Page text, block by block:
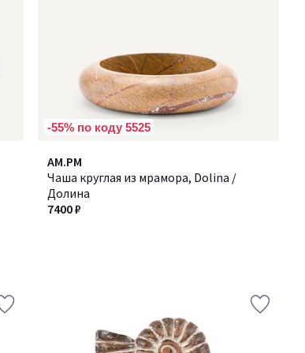
-55% по коду 5525
AM.PM
Чаша круглая из мрамора, Dolina /
Долина
7400 ₽